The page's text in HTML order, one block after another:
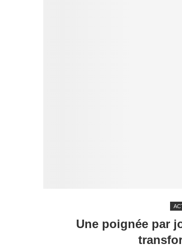
Une poignée par